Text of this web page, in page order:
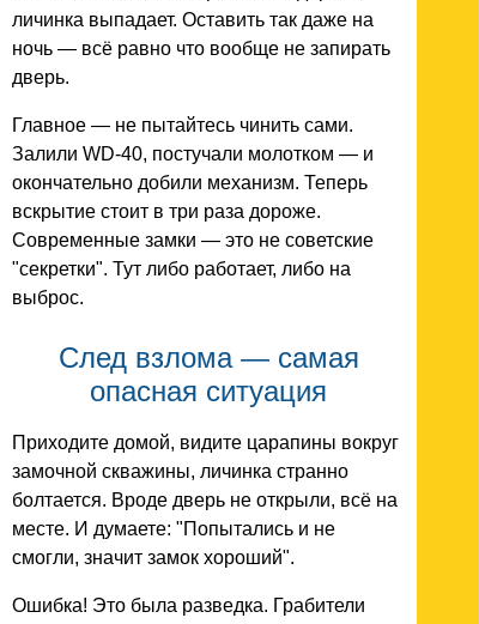
личинка выпадает. Оставить так даже на
ночь — всё равно что вообще не запирать
дверь.
Главное — не пытайтесь чинить сами.
Залили WD-40, постучали молотком — и
окончательно добили механизм. Теперь
вскрытие стоит в три раза дороже.
Современные замки — это не советские
"секретки". Тут либо работает, либо на
выброс.
След взлома — самая
опасная ситуация
Приходите домой, видите царапины вокруг
замочной скважины, личинка странно
болтается. Вроде дверь не открыли, всё на
месте. И думаете: "Попытались и не
смогли, значит замок хороший".
Ошибка! Это была разведка. Грабители